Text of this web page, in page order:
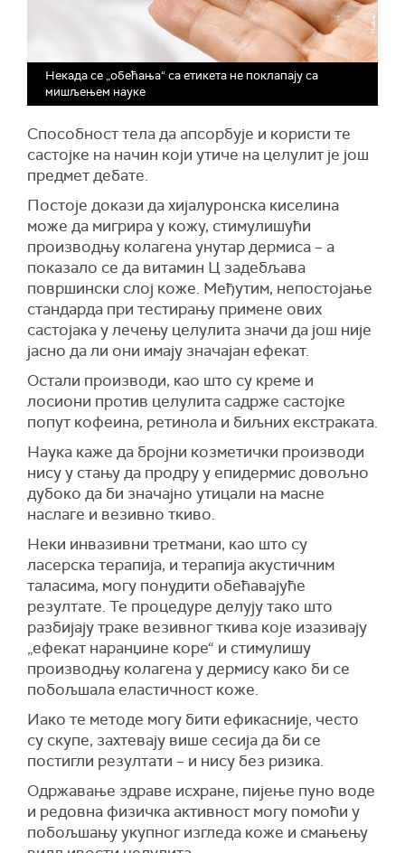
Некада се „обећања“ са етикета не поклапају са
мишљењем науке
Способност тела да апсорбује и користи те
састојке на начин који утиче на целулит је још
предмет дебате.
Постоје докази да хијалуронска киселина
може да мигрира у кожу, стимулишући
производњу колагена унутар дермиса – а
показало се да витамин Ц задебљава
површински слој коже. Међутим, непостојање
стандарда при тестирању примене ових
састојака у лечењу целулита значи да још није
јасно да ли они имају значајан ефекат.
Остали производи, као што су креме и
лосиони против целулита садрже састојке
попут кофеина, ретинола и биљних екстраката.
Наука каже да бројни козметички производи
нису у стању да продру у епидермис довољно
дубоко да би значајно утицали на масне
наслаге и везивно ткиво.
Неки инвазивни третмани, као што су
ласерска терапија, и терапија акустичним
таласима, могу понудити обећавајуће
резултате. Те процедуре делују тако што
разбијају траке везивног ткива које изазивају
„ефекат наранџине коре“ и стимулишу
производњу колагена у дермису како би се
побољшала еластичност коже.
Иако те методе могу бити ефикасније, често
су скупе, захтевају више сесија да би се
постигли резултати – и нису без ризика.
Одржавање здраве исхране, пијење пуно воде
и редовна физичка активност могу помоћи у
побољшању укупног изгледа коже и смањењу